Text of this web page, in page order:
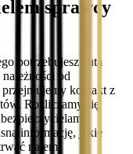
sprawcy
potrzebujesz auta
od
kontakt z
Rozliczamy się
informację, jakie
najem.